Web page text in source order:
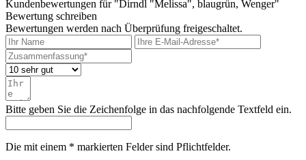
Kundenbewertungen für "Dirndl "Melissa", blaugrün, Wenger"
Bewertung schreiben
Bewertungen werden nach Überprüfung freigeschaltet.
Bitte geben Sie die Zeichenfolge in das nachfolgende Textfeld ein.
Die mit einem * markierten Felder sind Pflichtfelder.